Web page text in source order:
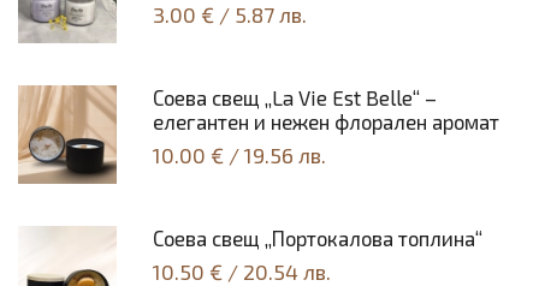
3.00 € / 5.87 лв.
Соeва свещ „La Vie Est Belle“ –
елегантен и нежен флорален аромат
10.00 € /19.56 лв.
Соeва свещ „Портокалова топлина“
10.50 € / 20.54 лв.